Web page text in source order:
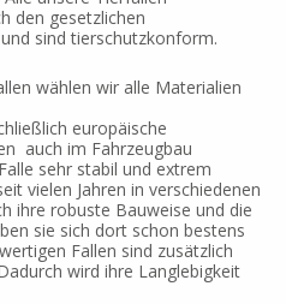
den gesetzlichen
sind tierschutzkonform.
wählen wir alle Materialien
europäische
auch im Fahrzeugbau
sehr stabil und extrem
vielen Jahren in verschiedenen
ihre robuste Bauweise und die
sie sich dort schon bestens
Fallen sind zusätzlich
wird ihre Langlebigkeit